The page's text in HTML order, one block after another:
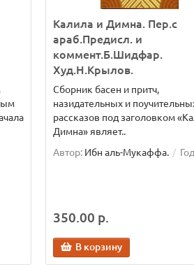
Калила и Димна. Пер.с
араб.Предисл. и
коммент.Б.Шидфар.
Худ.Н.Крылов.
Сборник басен и притч,
назидательных и
рассказов под заголовком
Димна» являет..
Автор: Ибн аль-Мукаффа.
350.00 р.
В корзину